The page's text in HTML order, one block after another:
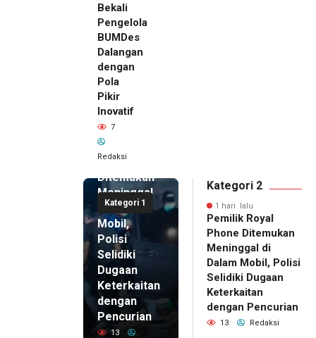
Bekali
Pengelola
BUMDes
Dalangan
dengan
Pola
Pikir
Inovatif
7
Redaksi
Kategori 1
1 hari lalu
Pemilik
Royal
Phone
Ditemukan
Meninggal
di Dalam
Mobil,
Polisi
Selidiki
Dugaan
Keterkaitan
dengan
Pencurian
13
Kategori 2
1 hari lalu
Pemilik Royal
Phone Ditemukan
Meninggal di
Dalam Mobil, Polisi
Selidiki Dugaan
Keterkaitan
dengan Pencurian
13 Redaksi